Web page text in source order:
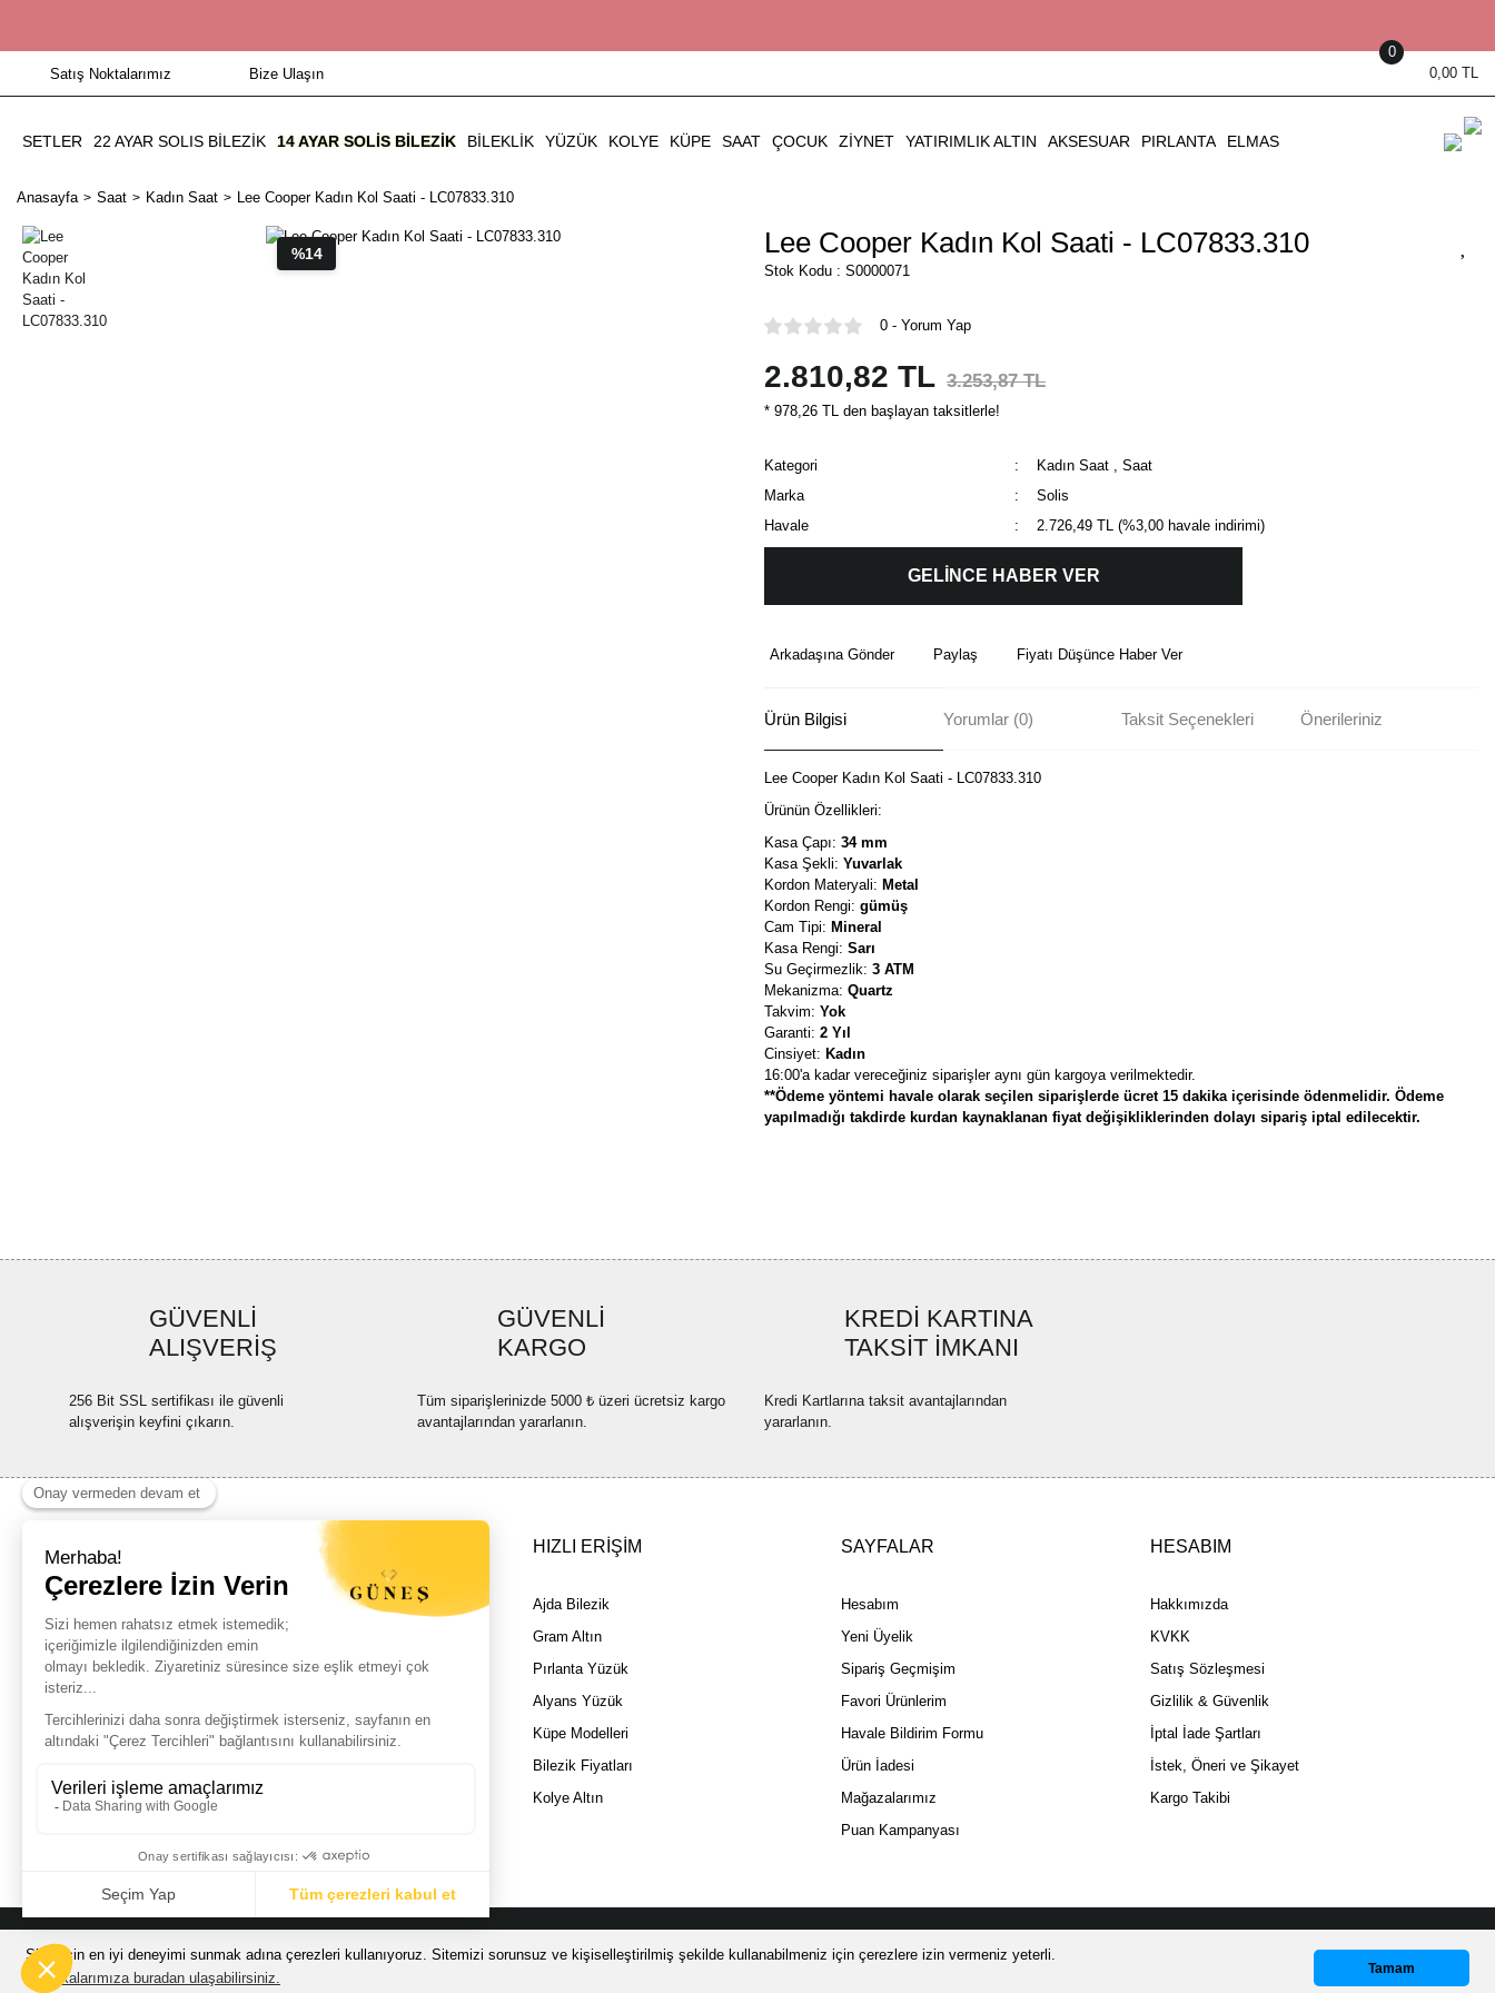
Sizin için en iyi deneyimi sunmak adına çerezleri kullanıyoruz. Sitemizi sorunsuz ve kişiselleştirilmiş şekilde kullanabilmeniz için çerezlere izin vermeniz yeterli.
Politikalarımıza buradan ulaşabilirsiniz.
Tamam
Whatsapp Destek
Satış Noktalarımız Bize Ulaşın 0,00 TL
0
SETLER 22 AYAR SOLIS BİLEZİK 14 AYAR SOLIS BILEZIK BILEKLIK YÜZÜK KOLYE KÜPE SAAT ÇOCUK ZIYNET YATIRIMLIK ALTIN AKSESUAR PIRLANTA ELMAS
Anasayfa Saat Kadın Saat Lee Cooper Kadın Kol Saati - LC07833.310
%14 Lee Cooper Kadın Kol Saati - LC07833.310
Stok Kodu : S0000071
0 - Yorum Yap
2.810,82 TL 3.253,87 TL
* 978,26 TL den başlayan taksitlerle!
Kategori Kadın Saat , Saat
Marka
Solis
Havale
2.726,49 TL (%3,00 havale indirimi)
GELİNCE HABER VER
Arkadaşına Gönder Paylaş Fiyatı Düşünce Haber Ver
Ürün Bilgisi Yorumlar (0) Taksit Seçenekleri Önerileriniz
Lee Cooper Kadın Kol Saati - LC07833.310
Ürünün Özellikleri:
Kasa Çapı: 34 mm
Kasa Şekli: Yuvarlak
Kordon Materyali: Metal
Kordon Rengi: gümüş
Cam Tipi: Mineral
Kasa Rengi: Sarı
Su Geçirmezlik: 3 ATM
Mekanizma: Quartz
Takvim: Yok
Garanti: 2 Yıl
Cinsiyet: Kadın
16:00'a kadar vereceğiniz siparişler aynı gün kargoya verilmektedir.
**Ödeme yöntemi havale olarak seçilen siparişlerde ücret 15 dakika içerisinde ödenmelidir. Ödeme
yapılmadığı takdirde kurdan kaynaklanan fiyat değişikliklerinden dolayı sipariş iptal edilecektir.
Ürün açıklamasında eksik bilgiler bulunuyor.
Ürün bilgilerinde hatalar bulunuyor.
Bu ürüne benzer farklı alternatifler olmalı.
GÜVENLİ
ALIŞVERİŞ
256 Bit SSL sertifikası ile güvenli
alışverişin keyfini çıkarın.
GÜVENLİ
KARGO
Tüm siparişlerinizde 5000 ₺ üzeri ücretsiz kargo
avantajlarından yararlanın.
KREDİ KARTINA
TAKSİT İMKANI
Kredi Kartlarına taksit avantajlarından
yararlanın.
HIZLI ERİŞİM
Ajda Bilezik
Gram Altın
Pırlanta Yüzük
Alyans Yüzük
Küpe Modelleri
Bilezik Fiyatları
Kolye Altın
SAYFALAR
Hesabım
Yeni Üyelik
Sipariş Geçmişim
Favori Ürünlerim
Havale Bildirim Formu
Ürün İadesi
Mağazalarımız
Puan Kampanyası
HESABIM
Hakkımızda
KVKK
Satış Sözleşmesi
Gizlilik & Güvenlik
İptal İade Şartları
İstek, Öneri ve Şikayet
Kargo Takibi